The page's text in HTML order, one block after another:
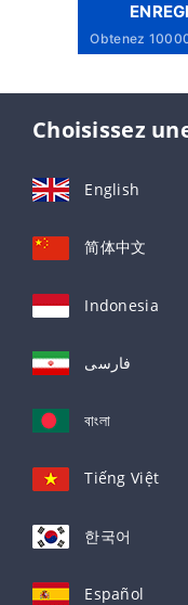
Obtenez
Choisissez
English
简体中文
Indonesia
فارسی
বাংলা
Tiếng Việt
한국어
Español